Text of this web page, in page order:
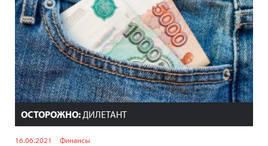
ОСТОРОЖНО:ДИЛЕТАНТ
16.06.2021 Финансы